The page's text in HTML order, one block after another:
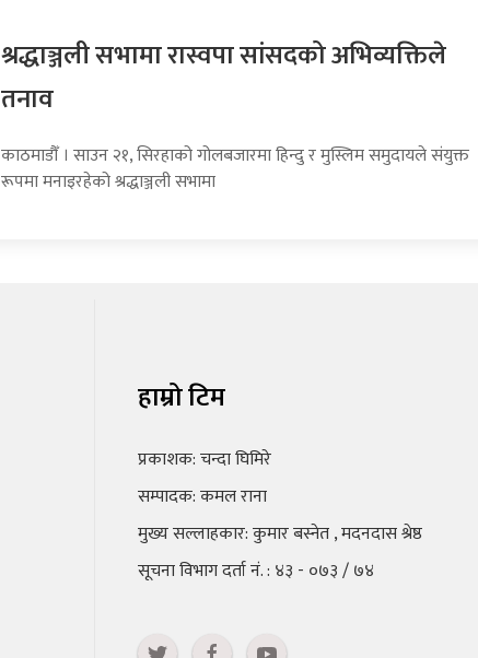
श्रद्धाञ्जली सभामा रास्वपा सांसदको अभिव्यक्तिले
तनाव
काठमाडौँ । साउन २१, सिरहाको गोलबजारमा हिन्दु र मुस्लिम समुदायले संयुक्त
रूपमा मनाइरहेको श्रद्धाञ्जली सभामा
हाम्रो टिम
प्रकाशक: चन्दा घिमिरे
सम्पादक: कमल राना
मुख्य सल्लाहकार: कुमार बस्नेत , मदनदास श्रेष्ठ
सूचना विभाग दर्ता नं. : ४३ - ०७३ / ७४